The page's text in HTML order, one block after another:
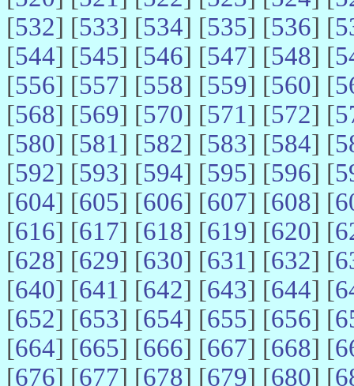
[532] [533] [534] [535] [536] [
[544] [545] [546] [547] [548] [
[556] [557] [558] [559] [560] [
[568] [569] [570] [571] [572] [
[580] [581] [582] [583] [584] [
[592] [593] [594] [595] [596] [
[604] [605] [606] [607] [608] [
[616] [617] [618] [619] [620] [
[628] [629] [630] [631] [632] [
[640] [641] [642] [643] [644] [
[652] [653] [654] [655] [656] [
[664] [665] [666] [667] [668] [
[676] [677] [678] [679] [680] [